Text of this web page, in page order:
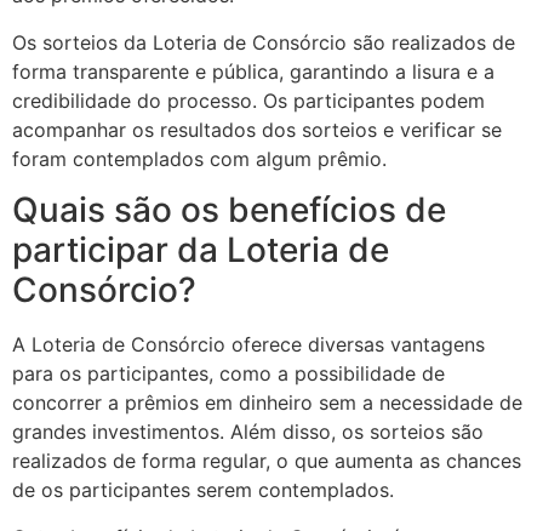
Os sorteios da Loteria de Consórcio são realizados de
forma transparente e pública, garantindo a lisura e a
credibilidade do processo. Os participantes podem
acompanhar os resultados dos sorteios e verificar se
foram contemplados com algum prêmio.
Quais são os benefícios de
participar da Loteria de
Consórcio?
A Loteria de Consórcio oferece diversas vantagens
para os participantes, como a possibilidade de
concorrer a prêmios em dinheiro sem a necessidade de
grandes investimentos. Além disso, os sorteios são
realizados de forma regular, o que aumenta as chances
de os participantes serem contemplados.